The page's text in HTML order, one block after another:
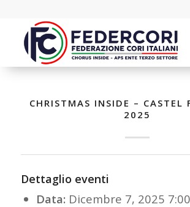
CHRISTMAS INSIDE – CASTEL
2025
Dettaglio eventi
Data: Dicembre 7, 2025